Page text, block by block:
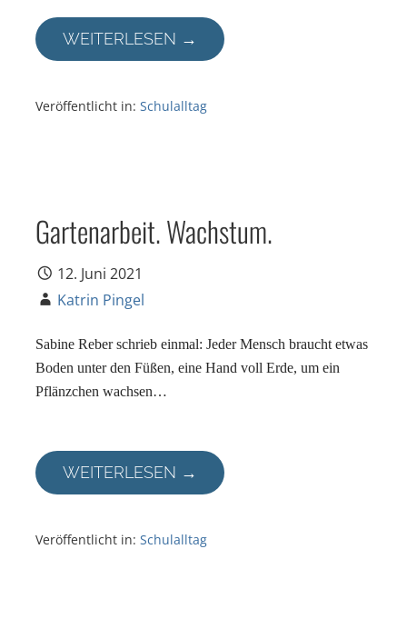
WEITERLESEN →
Veröffentlicht in: Schulalltag
Gartenarbeit. Wachstum.
12. Juni 2021
Katrin Pingel
Sabine Reber schrieb einmal: Jeder Mensch braucht etwas
Boden unter den Füßen, eine Hand voll Erde, um ein
Pflänzchen wachsen…
WEITERLESEN →
Veröffentlicht in: Schulalltag